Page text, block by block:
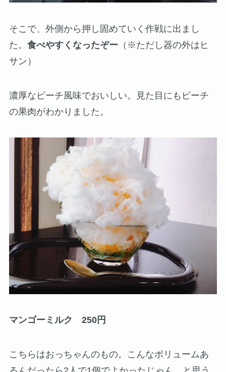
そこで、外側から押し固めていく作戦に出まし
た。 食べやすくなったぞー （※ただし器の外はヒ
サン）
濃厚なピーチ風味でおいしい。見た目にもピーチ
の果肉がわかりました。
マンゴーミルク 250円
こちらはおっちゃんのもの。こんなボリュームあ